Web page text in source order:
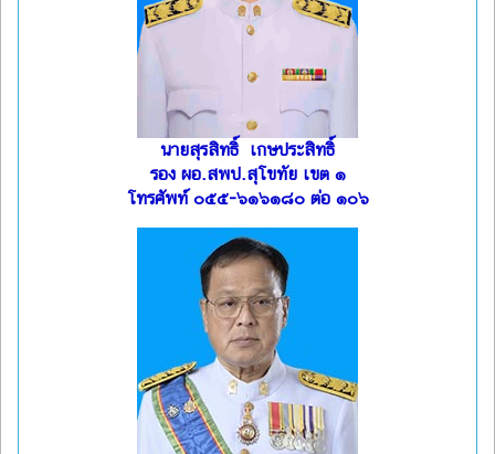
นายสุรสิทธิ์ เกษประสิทธิ์
รอง ผอ.สพป.สุโขทัย เขต ๑
โทรศัพท์ ๐๕๕-๖๑๖๑๘๐ ต่อ ๑๐๖